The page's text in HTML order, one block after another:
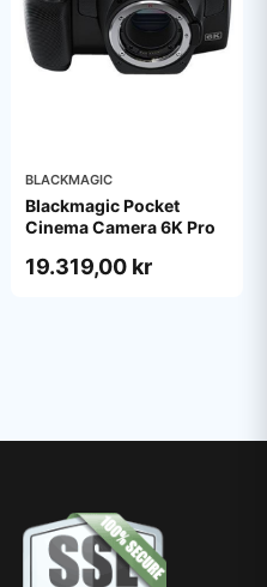
BLACKMAGIC
Blackmagic Pocket
Cinema Camera 6K Pro
19.319,00 kr